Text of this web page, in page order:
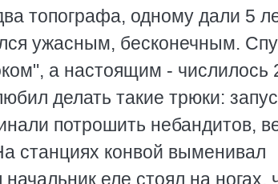
топографа, одному дали 5
ужасным, бесконечным.
а настоящим - числилось
делать такие трюки:
потрошить небандитов,
станциях конвой выменивал
еле стоял на ногах,